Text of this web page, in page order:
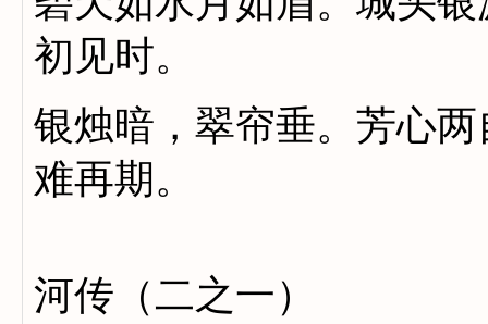
初见时。
银烛暗，翠帘垂。芳心
难再期。
河传（二之一）